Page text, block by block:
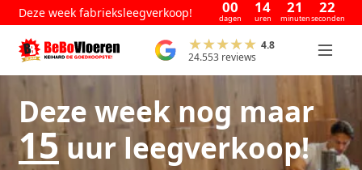
Deze week fabrieksleegverkoop! 00
dagen
14
uren
21
minuten
21
seconden
4.8
24.553 reviews
Deze week nog maar
15uur leegverkoop!